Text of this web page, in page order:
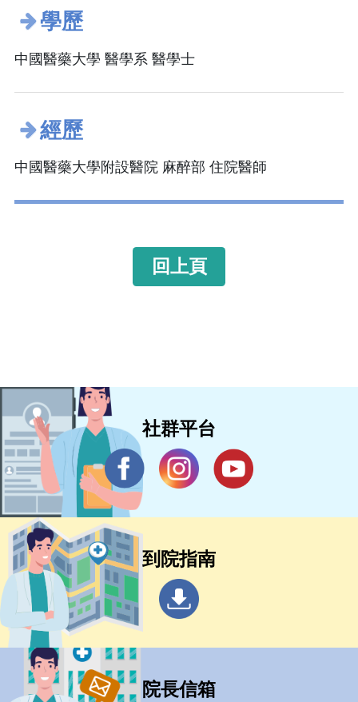
學歷
中國醫藥大學 醫學系 醫學士
經歷
中國醫藥大學附設醫院 麻醉部 住院醫師
回上頁
社群平台
到院指南
院長信箱